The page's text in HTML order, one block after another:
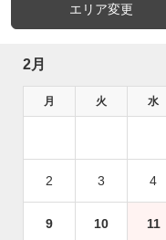
エリア変更
2月
月 火 水
2 3 4
9 10 11